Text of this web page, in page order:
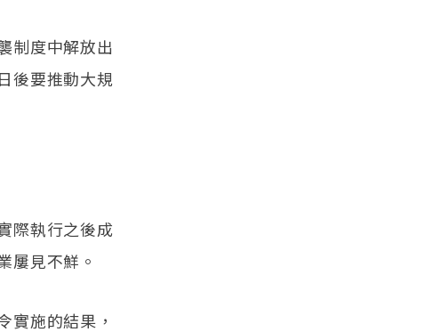
制度中解放出
後要推動大規
際執行之後成
屢見不鮮。
實施的結果，